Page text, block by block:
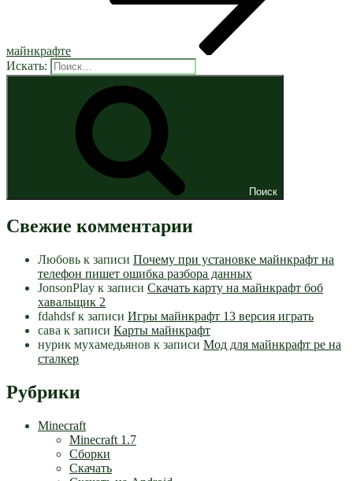
майнкрафте
Искать:
Поиск
Свежие комментарии
Любовь к записи Почему при установке майнкрафт на
телефон пишет ошибка разбора данных
JonsonPlay к записи Скачать карту на майнкрафт боб
хавальщик 2
fdahdsfк записи Игры майнкрафт 13 версия играть
сава к записи Карты майнкрафт
нурик мухамедьянов к записи Мод для майнкрафт pe на
сталкер
Рубрики
Minecraft
Minecraft 1.7
Сборки
Скачать